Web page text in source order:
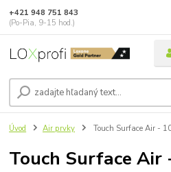
+421 948 751 843
(Po-Pia, 9-15 hod.)
Úvod Air prvky Touch Surface Air -
Touch Surface Air